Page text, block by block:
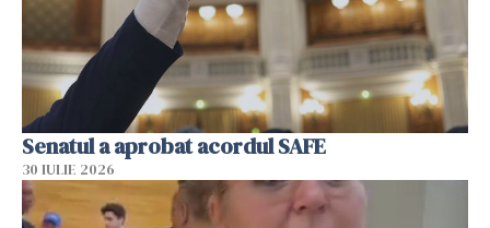
Senatul a aprobat acordul SAFE
30 IULIE 2026